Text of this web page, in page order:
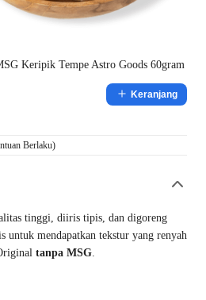
Keripik Tempe Astro Goods 60gram
Keranjang
Berlaku)
tinggi, diiris tipis, dan digoreng
mendapatkan tekstur yang renyah
tanpa MSG.